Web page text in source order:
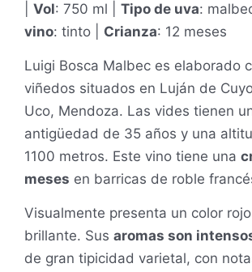
Vol: 750 ml | Tipo de uva:
vino: tinto | Crianza: 12 meses
Luigi Bosca Malbec es elaborado
viñedos situados en Luján de
Uco, Mendoza. Las vides tienen
antigüedad de 35 años y una
1100 metros. Este vino tiene una
meses en barricas de roble
Visualmente presenta un color
brillante. Sus aromas son
de gran tipicidad varietal, con